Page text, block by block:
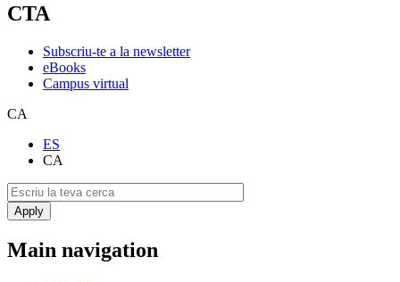
CTA
Subscriu-te a la newsletter
eBooks
Campus virtual
CA
ES
CA
Main navigation